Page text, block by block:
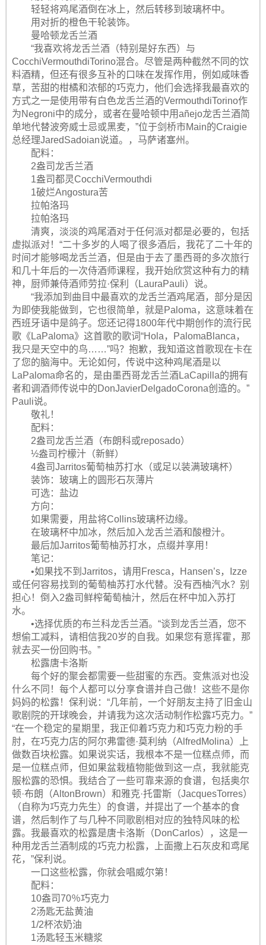
轻轻将鸡尾酒倒在冰上，然后转移到玻璃杯中。
用对折的橙色干轮装饰。
曼哈顿龙舌兰酒
“我喜欢将龙舌兰酒（特别是好东西）与
CocchiVermouthdiTorino混合。尽管是两种截然不同的饮
料酒精，但还有很多互补的口味在发挥作用，例如咸味香
草，苦甜的柑橘和浓郁的巧克力，他们会选择我最喜欢的
方式之一是使用带有白色龙舌兰酒的VermouthdiTorino作
为Negroni中的成分，或者在曼哈顿中用añejo龙舌兰酒简
单地代替波旁威士忌或黑麦，”位于剑桥市Main的Craigie
总经理JaredSadoian说道。，马萨诸塞州。
配料：
2盎司龙舌兰酒
1盎司都灵CocchiVermouthdi
1破烂Angostura苦
拉帕洛玛
拉帕洛玛
清爽，淡淡的鸡尾酒对于任何派对都是必要的，包括
虚拟派对！“二十多岁的人喝了很多酒后，我花了二十年的
时间才能够喝龙舌兰酒，但是由于去了墨西哥的多次旅行
和几十年后的一次侍酒师课程，我开始欣赏这种有力的精
神，厨师兼侍酒师劳拉·保利（LauraPauli）说。
“我添加到曲目中最喜欢的龙舌兰酒鸡尾酒，部分是因
为即使我能做到，它也很简单，就是Paloma，这意味着在
西班牙语中是鸽子。您还记得1800年代中期创作的流行民
歌《LaPaloma》这首歌的歌词“Hola，PalomaBlanca，
我只是天空中的鸟……”吗？抱歉，我知道这首歌现在卡在
了您的脑海中。无论如何，传说中这种鸡尾酒是以
LaPaloma命名的，是由墨西哥龙舌兰酒LaCapilla的拥有
者和调酒师传说中的DonJavierDelgadoCorona创造的。”
Pauli说。
敬礼！
配料：
2盎司龙舌兰酒（布朗科或reposado）
½盎司柠檬汁（新鲜）
4盎司Jarritos葡萄柚苏打水（或足以装满玻璃杯）
装饰：玻璃上的圆形石灰薄片
可选：盐边
方向：
如果需要，用盐将Collins玻璃杯边缘。
在玻璃杯中加冰，然后加入龙舌兰酒和酸橙汁。
最后加Jarritos葡萄柚苏打水，点缀并享用！
笔记：
•如果找不到Jarritos，请用Fresca，Hansen’s，Izze
或任何容易找到的葡萄柚苏打水代替。没有西柚汽水？别
担心！倒入2盎司鲜榨葡萄柚汁，然后在杯中加入苏打
水。
•选择优质的布兰科龙舌兰酒。“谈到龙舌兰酒，您不
想偷工减料，请相信我20岁的自我。如果您有意挥霍，那
就去买一份回购书。”
松露唐卡洛斯
每个好的聚会都需要一些甜蜜的东西。变焦派对也没
什么不同！每个人都可以分享食谱并自己做！这些不是你
妈妈的松露！保利说：“几年前，一个好朋友主持了旧金山
歌剧院的开球晚会，并请我为这次活动制作松露巧克力。”
“在一个稳定的星期里，我正仰着巧克力和巧克力粉的手
肘，在巧克力店的阿尔弗雷德·莫利纳（AlfredMolina）上
做数百块松露。如果说实话，我根本不是一位糕点师，而
是一位糕点师，但如果盆栽植物能做到这一点，我就能克
服松露的恐惧。我结合了一些可靠来源的食谱，包括奥尔
顿·布朗（AltonBrown）和雅克·托雷斯（JacquesTorres）
（自称为巧克力先生）的食谱，并提出了一个基本的食
谱，然后制作了与几种不同歌剧相对应的独特风味的松
露。我最喜欢的松露是唐卡洛斯（DonCarlos），这是一
种用龙舌兰酒制成的巧克力松露，上面撒上石灰皮和鸢尾
花，”保利说。
一口这些松露，你就会唱威尔第！
配料：
10盎司70％巧克力
2汤匙无盐黄油
1/2杯浓奶油
1汤匙轻玉米糖浆